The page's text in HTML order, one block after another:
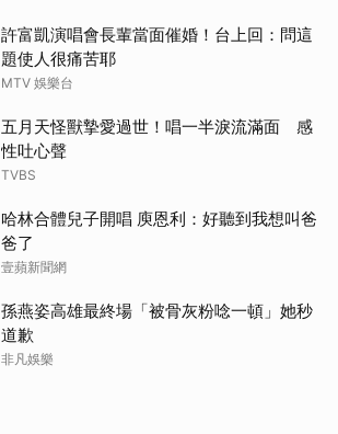
許富凱演唱會長輩當面催婚！台上回：問這
題使人很痛苦耶
MTV 娛樂台
五月天怪獸摯愛過世！唱一半淚流滿面 感
性吐心聲
TVBS
哈林合體兒子開唱 庾恩利：好聽到我想叫爸
爸了
壹蘋新聞網
孫燕姿高雄最終場「被骨灰粉唸一頓」她秒
道歉
非凡娛樂